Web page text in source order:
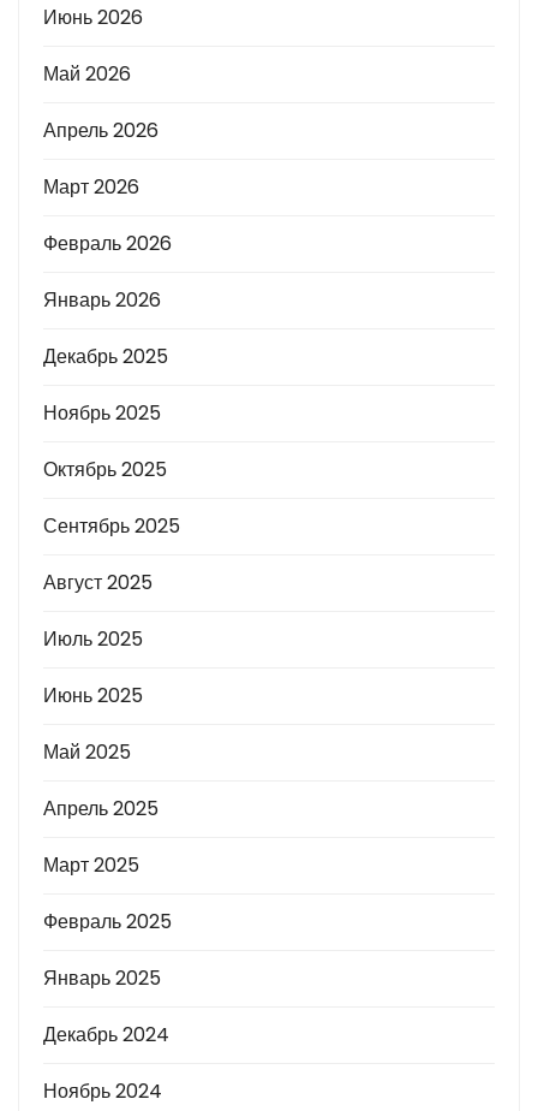
Июнь 2026
Май 2026
Апрель 2026
Март 2026
Февраль 2026
Январь 2026
Декабрь 2025
Ноябрь 2025
Октябрь 2025
Сентябрь 2025
Август 2025
Июль 2025
Июнь 2025
Май 2025
Апрель 2025
Март 2025
Февраль 2025
Январь 2025
Декабрь 2024
Ноябрь 2024